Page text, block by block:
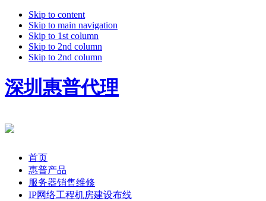
Skip to content
Skip to main navigation
Skip to 1st column
Skip to 2nd column
Skip to 2nd column
深圳惠普代理
首页
惠普产品
服务器销售维修
IP网络工程机房建设布线